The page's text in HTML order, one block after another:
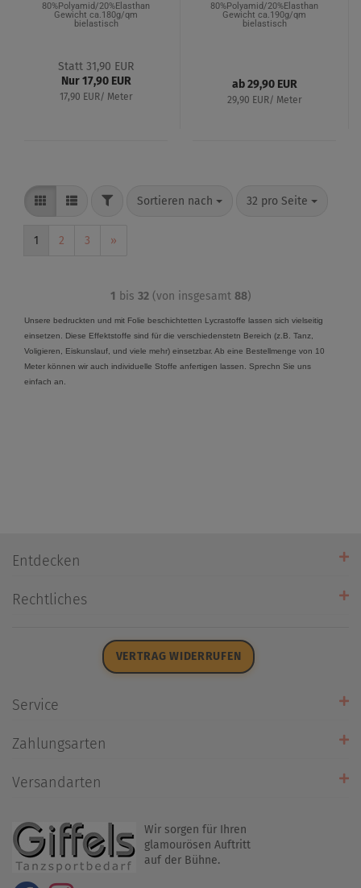
80%Polyamid/20%Elasthan
Gewicht ca.180g/qm
bielastisch
Statt 31,90 EUR
Nur 17,90 EUR
17,90 EUR/ Meter
80%Polyamid/20%Elasthan
Gewicht ca.190g/qm
bielastisch
ab 29,90 EUR
29,90 EUR/ Meter
Sortieren nach 32 pro Seite
1 2 3 »
1 bis 32(von insgesamt 88)
Unsere bedruckten und mit Folie beschichtetten Lycrastoffe lassen sich vielseitig
einsetzen. Diese Effektstoffe sind für die verschiedenstetn Bereich (z.B. Tanz,
Voligieren, Eiskunslauf, und viele mehr) einsetzbar. Ab eine Bestellmenge von 10
Meter können wir auch individuelle Stoffe anfertigen lassen. Sprechn Sie uns
einfach an.
Entdecken
Öffnungszeiten
Rechtliches
VERTRAG WIDERRUFEN
Service
Rückrufservice
Umtausch/Rücksendung
Zahlungsarten
Versandarten
Wir sorgen für Ihren
glamourösen Auftritt
auf der Bühne.